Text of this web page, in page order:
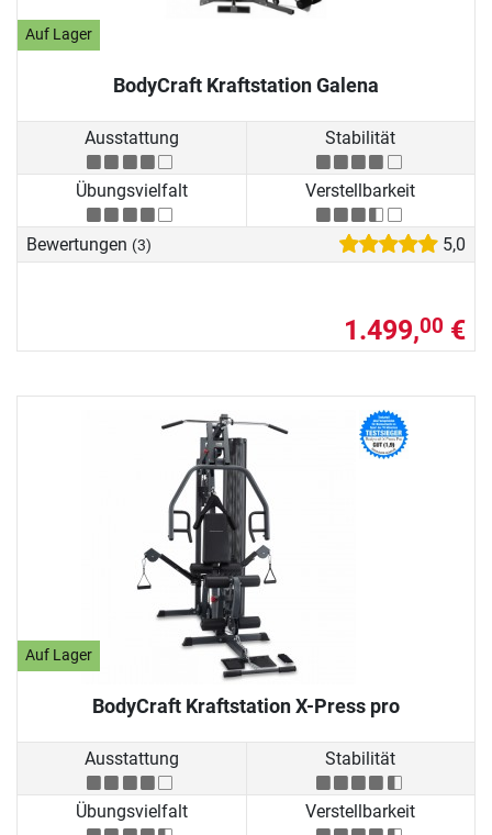
Auf Lager
BodyCraft Kraftstation Galena
Ausstattung Stabilität
Übungsvielfalt Verstellbarkeit
Bewertungen (3) 5,0
1.499,00 €
Auf Lager
BodyCraft Kraftstation X-Press pro
Ausstattung Stabilität
Übungsvielfalt Verstellbarkeit